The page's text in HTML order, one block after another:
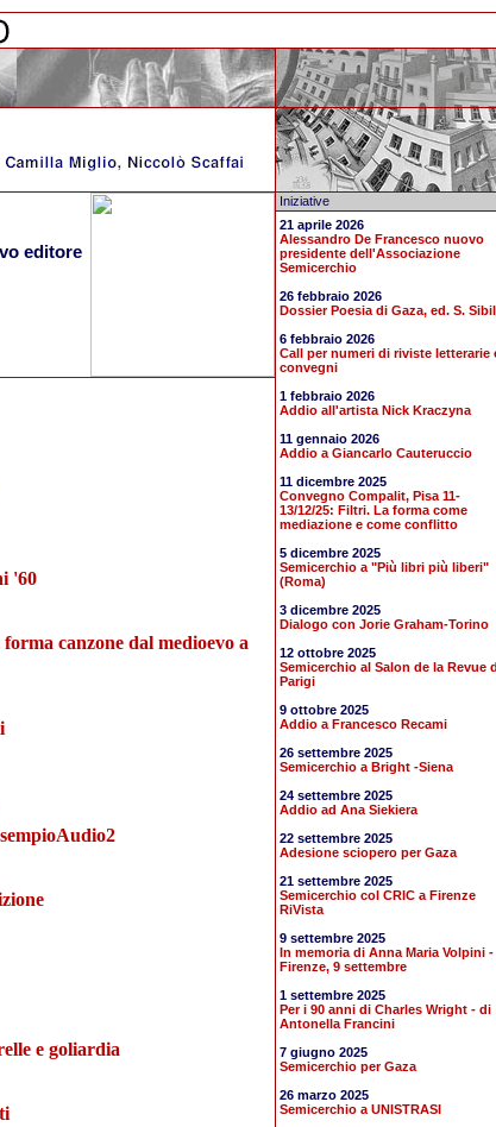
editore
'60
canzone dal medioevo a
e goliardia
Iniziative
21 aprile 2026
Alessandro De Francesco nuovo
presidente dell'Associazione
Semicerchio
26 febbraio 2026
Dossier Poesia di Gaza, ed. S.
6 febbraio 2026
Call per numeri di riviste letterarie
convegni
1 febbraio 2026
Addio all'artista Nick Kraczyna
11 gennaio 2026
Addio a Giancarlo Cauteruccio
11 dicembre 2025
Convegno Compalit, Pisa 11-
13/12/25: Filtri. La forma come
mediazione e come conflitto
5 dicembre 2025
Semicerchio a "Più libri più liberi"
(Roma)
3 dicembre 2025
Dialogo con Jorie Graham-Torino
12 ottobre 2025
Semicerchio al Salon de la Revue
Parigi
9 ottobre 2025
Addio a Francesco Recami
26 settembre 2025
Semicerchio a Bright -Siena
24 settembre 2025
Addio ad Ana Siekiera
22 settembre 2025
Adesione sciopero per Gaza
21 settembre 2025
Semicerchio col CRIC a Firenze
RiVista
9 settembre 2025
In memoria di Anna Maria Volpini -
Firenze, 9 settembre
1 settembre 2025
Per i 90 anni di Charles Wright - di
Antonella Francini
7 giugno 2025
Semicerchio per Gaza
26 marzo 2025
Semicerchio a UNISTRASI